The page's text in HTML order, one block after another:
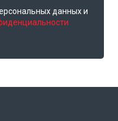
данных и